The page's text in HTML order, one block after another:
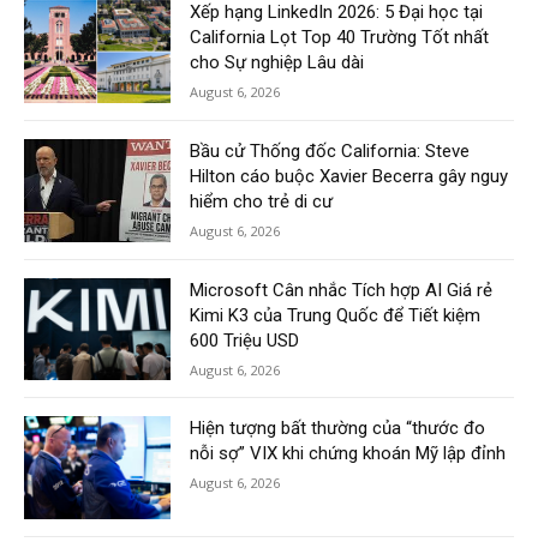
Xếp hạng LinkedIn 2026: 5 Đại học tại
California Lọt Top 40 Trường Tốt nhất
cho Sự nghiệp Lâu dài
August 6, 2026
Bầu cử Thống đốc California: Steve
Hilton cáo buộc Xavier Becerra gây nguy
hiểm cho trẻ di cư
August 6, 2026
Microsoft Cân nhắc Tích hợp AI Giá rẻ
Kimi K3 của Trung Quốc để Tiết kiệm
600 Triệu USD
August 6, 2026
Hiện tượng bất thường của “thước đo
nỗi sợ” VIX khi chứng khoán Mỹ lập đỉnh
August 6, 2026